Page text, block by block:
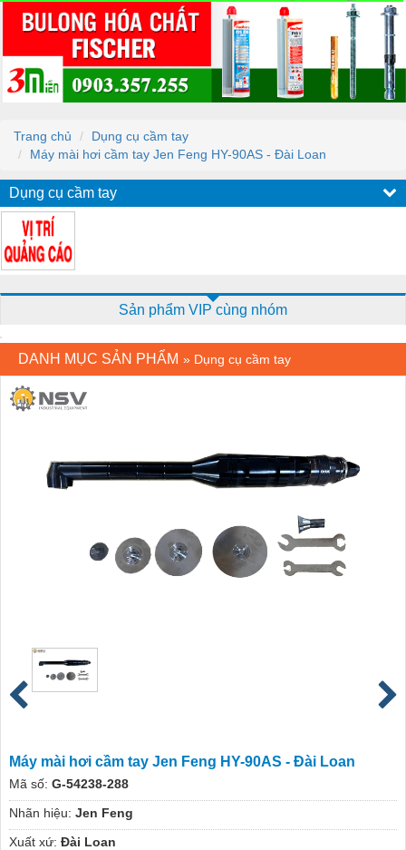
Trang chủ
Dụng cụ cầm tay
Máy mài hơi cầm tay Jen Feng HY-90AS - Đài Loan
Dụng cụ cầm tay
Sản phẩm VIP cùng nhóm
DANH MỤC SẢN PHẨM » Dụng cụ cầm tay
Máy mài hơi cầm tay Jen Feng HY-90AS - Đài Loan
Mã số: G-54238-288
Nhãn hiệu: Jen Feng
Xuất xứ: Đài Loan